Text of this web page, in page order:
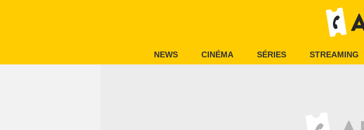
NEWS CINÉMA SÉRIES STREAMING